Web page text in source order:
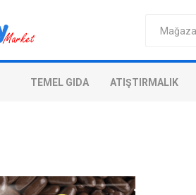
TEMEL GIDA ATIŞTIRMALIK